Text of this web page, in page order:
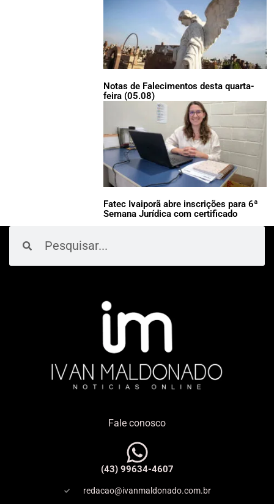
Notas de Falecimentos desta quarta-
feira (05.08)
Fatec Ivaiporã abre inscrições para 6ª
Semana Jurídica com certificado
Fale conosco
(43) 99634-4607
redacao@ivanmaldonado.com.br